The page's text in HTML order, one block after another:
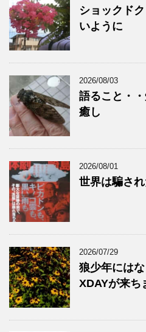
ショックド
いように
2026/08/03
語ること・
癒し
2026/08/01
世界は騙され
2026/07/29
狼少年には
XDAYが来ち